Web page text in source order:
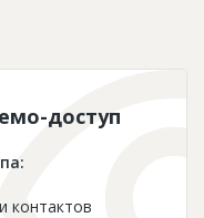
доступ
контактов